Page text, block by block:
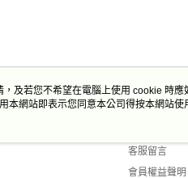
客服資訊
客服留言
會員權益聲明
及若您不希望在電腦上使用 cookie 時應
本網站即表示您同意本公司得按本網站